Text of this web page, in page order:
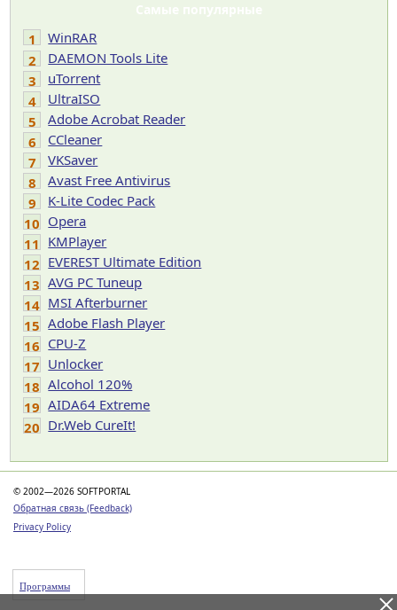
Самые популярные
1
WinRAR
2
DAEMON Tools Lite
3
uTorrent
4
UltraISO
5
Adobe Acrobat Reader
6
CCleaner
7
VKSaver
8
Avast Free Antivirus
9
K-Lite Codec Pack
10 Opera
11 KMPlayer
12 EVEREST Ultimate Edition
13 AVG PC Tuneup
14 MSI Afterburner
15 Adobe Flash Player
16 CPU-Z
17 Unlocker
18 Alcohol 120%
19 AIDA64 Extreme
20 Dr.Web CureIt!
© 2002—2026 SOFTPORTAL
Обратная связь (Feedback)
Privacy Policy
Программы